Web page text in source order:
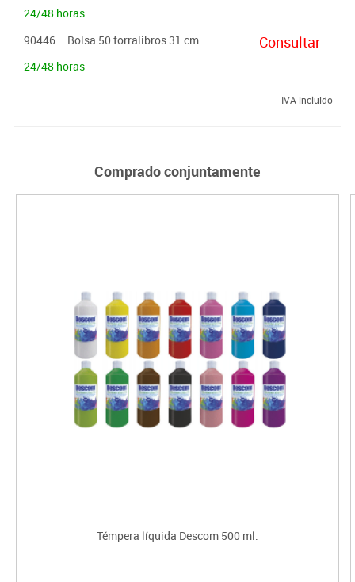
24/48 horas
90446
Bolsa 50 forralibros 31 cm
24/48 horas
Consultar
IVA incluido
Comprado conjuntamente
Témpera líquida Descom 500 ml.